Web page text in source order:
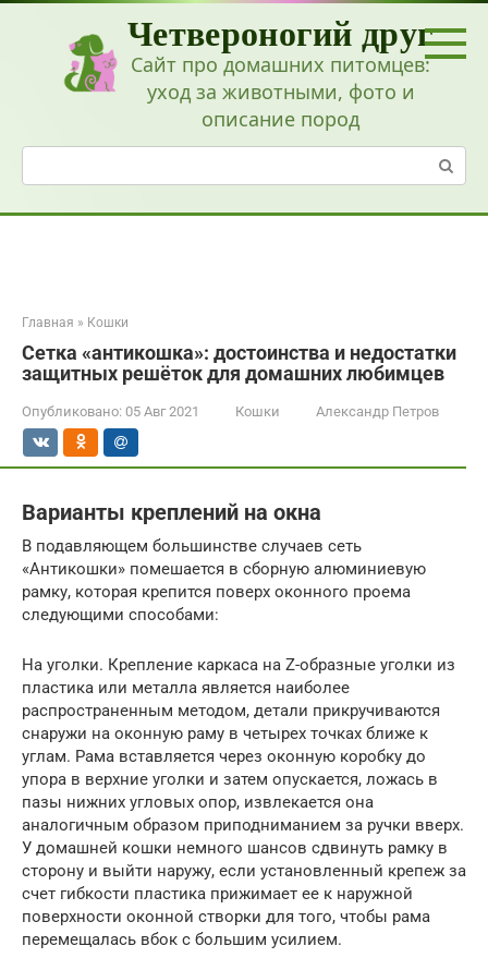
Перейти
Четвероногий друг
Сайт про домашних питомцев:
уход за животными, фото и
описание пород
Поиск:
Главная » Кошки
Сетка «антикошка»: достоинства и недостатки
защитных решёток для домашних любимцев
Опубликовано: 05 Авг 2021 Кошки Александр Петров
Варианты креплений на окна
В подавляющем большинстве случаев сеть
«Антикошки» помешается в сборную алюминиевую
рамку, которая крепится поверх оконного проема
следующими способами:
На уголки. Крепление каркаса на Z-образные уголки из
пластика или металла является наиболее
распространенным методом, детали прикручиваются
снаружи на оконную раму в четырех точках ближе к
углам. Рама вставляется через оконную коробку до
упора в верхние уголки и затем опускается, ложась в
пазы нижних угловых опор, извлекается она
аналогичным образом приподниманием за ручки вверх.
У домашней кошки немного шансов сдвинуть рамку в
сторону и выйти наружу, если установленный крепеж за
счет гибкости пластика прижимает ее к наружной
поверхности оконной створки для того, чтобы рама
перемещалась вбок с большим усилием.